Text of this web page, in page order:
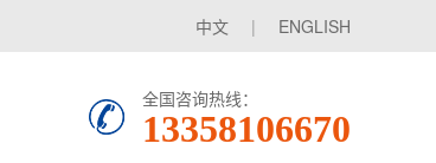
中文 | ENGLISH
全国咨询热线：
13358106670